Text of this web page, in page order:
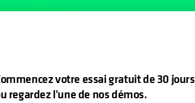
votre essai gratuit de 30 jours
regardez l'une de nos démos.